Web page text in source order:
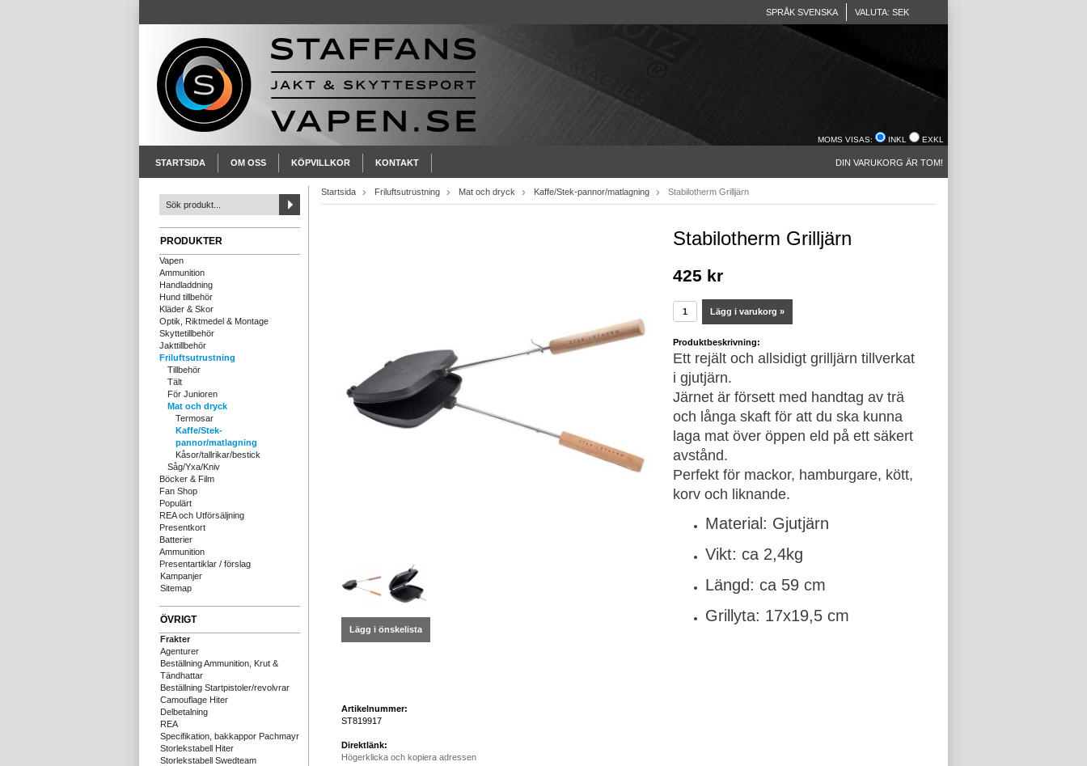
SPRÅK SVENSKA VALUTA: SEK
MOMS VISAS: INKL EXKL
STARTSIDA OM OSS KÖPVILLKOR KONTAKT DIN VARUKORG ÄR TOM!
PRODUKTER
Vapen
Ammunition
Handladdning
Hund tillbehör
Kläder & Skor
Optik, Riktmedel & Montage
Skyttetillbehör
Jakttillbehör
Friluftsutrustning
Tillbehör
Tält
För Junioren
Mat och dryck
Termosar
Kaffe/Stek-
pannor/matlagning
Kåsor/tallrikar/bestick
Såg/Yxa/Kniv
Böcker & Film
Fan Shop
Populärt
REA och Utförsäljning
Presentkort
Batterier
Ammunition
Presentartiklar / förslag
Kampanjer
Sitemap
ÖVRIGT
Frakter
Agenturer
Beställning Ammunition, Krut &
Tändhattar
Beställning Startpistoler/revolvrar
Camouflage Hiter
Delbetalning
REA
Specifikation, bakkappor Pachmayr
Storlekstabell Hiter
Storlekstabell Swedteam
Startsida Friluftsutrustning Mat och dryck Kaffe/Stek-pannor/matlagning Stabilotherm Grilljärn
Lägg i önskelista
Artikelnummer:
ST819917
Direktlänk:
Högerklicka och kopiera adressen
Stabilotherm Grilljärn
425 kr
Lägg i varukorg »
Produktbeskrivning:
Ett rejält och allsidigt grilljärn tillverkat
i gjutjärn.
Järnet är försett med handtag av trä
och långa skaft för att du ska kunna
laga mat över öppen eld på ett säkert
avstånd.
Perfekt för mackor, hamburgare, kött,
korv och liknande.
Material: Gjutjärn
Vikt: ca 2,4kg
Längd: ca 59 cm
Grillyta: 17x19,5 cm